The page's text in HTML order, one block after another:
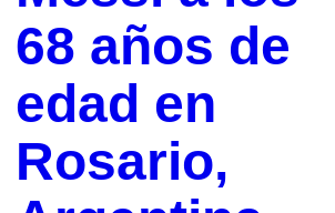
68 años de
edad en
Rosario,